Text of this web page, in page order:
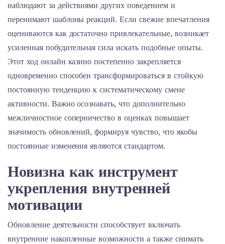
наблюдают за действиями других поведением и
перенимают шаблоны реакций. Если свежие впечатления
оцениваются как достаточно привлекательные, возникает
усиленная побудительная сила искать подобные опыты.
Этот ход онлайн казино постепенно закрепляется
одновременно способен трансформироваться в стойкую
постоянную тенденцию к систематическому смене
активности. Важно осознавать, что дополнительно
межличностное соперничество в оценках повышает
значимость обновлений, формируя чувство, что якобы
постоянные изменения являются стандартом.
Новизна как инструмент
укрепления внутренней
мотивации
Обновление деятельности способствует включать
внутренние накопленные возможности а также снимать